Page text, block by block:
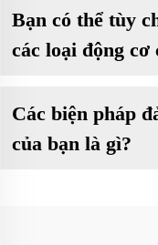
Bạn có thể tùy
các loại động cơ
Các biện pháp
của bạn là gì?